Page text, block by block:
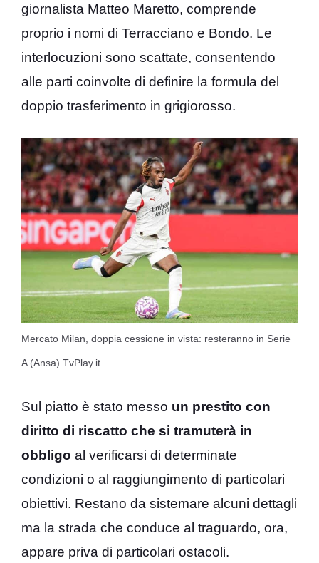
giornalista Matteo Maretto, comprende
proprio i nomi di Terracciano e Bondo. Le
interlocuzioni sono scattate, consentendo
alle parti coinvolte di definire la formula del
doppio trasferimento in grigiorosso.
Mercato Milan, doppia cessione in vista: resteranno in Serie
A (Ansa) TvPlay.it
Sul piatto è stato messo un prestito con
diritto di riscatto che si tramuterà in
obbligo al verificarsi di determinate
condizioni o al raggiungimento di particolari
obiettivi. Restano da sistemare alcuni dettagli
ma la strada che conduce al traguardo, ora,
appare priva di particolari ostacoli.